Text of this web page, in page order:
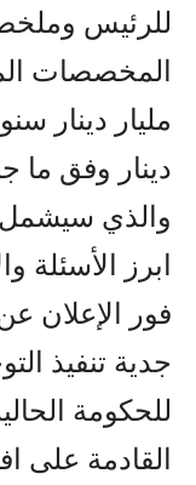
للرئيس
المخصصات
دينار وفق ما
والذي
ابرز الأسئلة
فور الإعلان
جدية تنفيذ
للحكومة
القادمة على